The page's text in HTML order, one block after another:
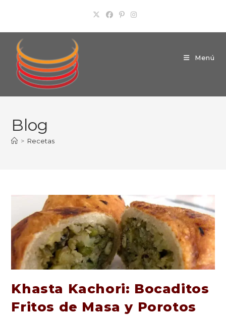
contenido
Menú
Blog
> Recetas
Khasta Kachori: Bocaditos
Fritos de Masa y Porotos